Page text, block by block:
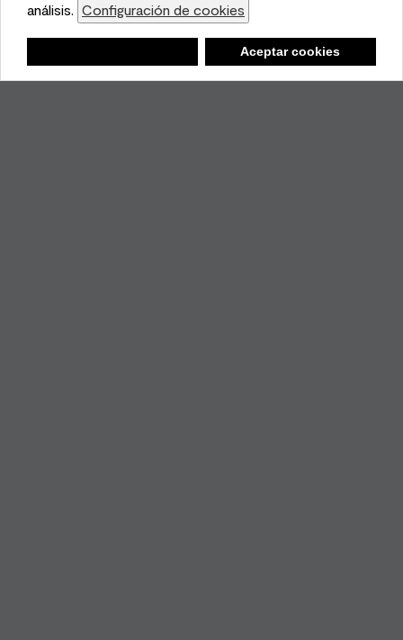
análisis. Configuración de cookies
Aceptar cookies
análisis. Configuración de cookies
Aceptar cookies
Lista de compras